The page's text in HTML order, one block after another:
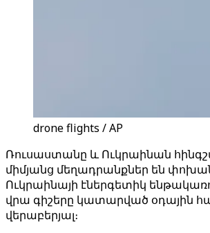
drone flights / AP
Ռուսաստանը և Ուկրաինան
միմյանց մեղադրանքներ են
Ուկրաինայի էներգետիկ
վրա գիշերը կատարված օդային
վերաբերյալ։